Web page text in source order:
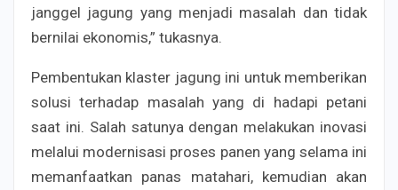
janggel jagung yang menjadi masalah dan tidak
bernilai ekonomis,” tukasnya.
Pembentukan klaster jagung ini untuk memberikan
solusi terhadap masalah yang di hadapi petani
saat ini. Salah satunya dengan melakukan inovasi
melalui modernisasi proses panen yang selama ini
memanfaatkan panas matahari, kemudian akan